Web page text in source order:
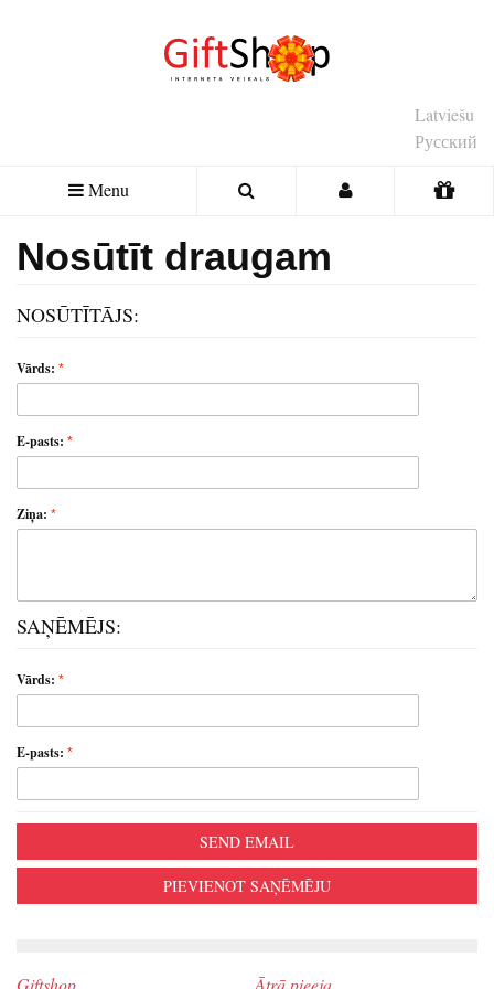
Latviešu
Русский
Menu
Nosūtīt draugam
NOSŪTĪTĀJS:
Vārds:
E-pasts:
Ziņa:
SAŅĒMĒJS:
Vārds:
E-pasts:
SEND EMAIL
PIEVIENOT SAŅĒMĒJU
Giftshop Ātrā pieeja